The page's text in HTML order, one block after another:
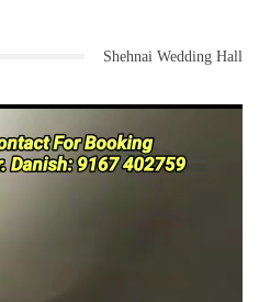
Shehnai Wedding Hall